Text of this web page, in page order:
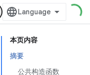
本页内容
摘要
公共构造函数